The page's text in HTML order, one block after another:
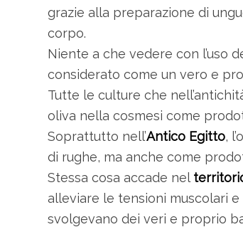
grazie alla preparazione di
corpo.
Niente a che vedere con l’uso
considerato come un vero e
Tutte le culture che
oliva nella cosmesi come
Soprattutto nell’Antico Egitto,
di rughe, ma anche come
Stessa cosa accade nel
alleviare le tensioni muscolari e
svolgevano dei veri e proprio